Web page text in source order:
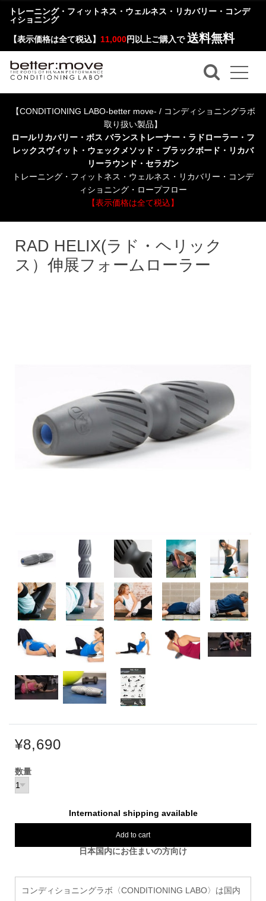
トレーニング・フィットネス・ウェルネス・リカバリー・コンデ
ィショニング
【表示価格は全て税込】 11,000円以上ご購入で 送料無料
【CONDITIONING LABO-better move- / コンディショニングラボ
取り扱い製品】
ロールリカバリー・ボス バランストレーナー・ラドローラー・フ
レックスヴィット・ウェックメソッド・ブラックボード・リカバ
リーラウンド・セラガン
トレーニング・フィットネス・ウェルネス・リカバリー・コンデ
ィショニング・ロープフロー
【表示価格は全て税込】
RAD HELIX(ラド・ヘリック
ス）伸展フォームローラー
¥8,690
数量
International shipping available
Add to cart
日本国内にお住まいの方向け
コンディショニングラボ〈CONDITIONING LABO〉は国内